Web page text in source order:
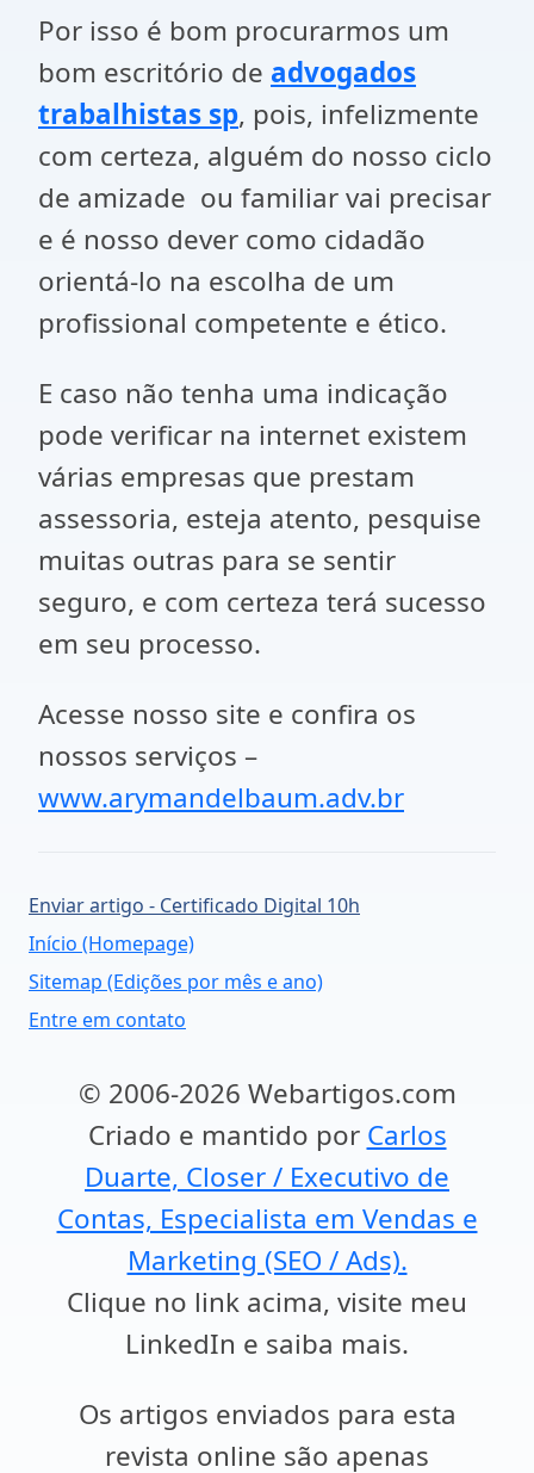
Por isso é bom procurarmos um
bom escritório de advogados
trabalhistas sp, pois, infelizmente
com certeza, alguém do nosso ciclo
de amizade ou familiar vai precisar
e é nosso dever como cidadão
orientá-lo na escolha de um
profissional competente e ético.
E caso não tenha uma indicação
pode verificar na internet existem
várias empresas que prestam
assessoria, esteja atento, pesquise
muitas outras para se sentir
seguro, e com certeza terá sucesso
em seu processo.
Acesse nosso site e confira os
nossos serviços –
www.arymandelbaum.adv.br
Enviar artigo - Certificado Digital 10h
Início (Homepage)
Sitemap (Edições por mês e ano)
Entre em contato
© 2006-2026 Webartigos.com
Criado e mantido por Carlos
Duarte, Closer / Executivo de
Contas, Especialista em Vendas e
Marketing (SEO / Ads).
Clique no link acima, visite meu
LinkedIn e saiba mais.
Os artigos enviados para esta
revista online são apenas